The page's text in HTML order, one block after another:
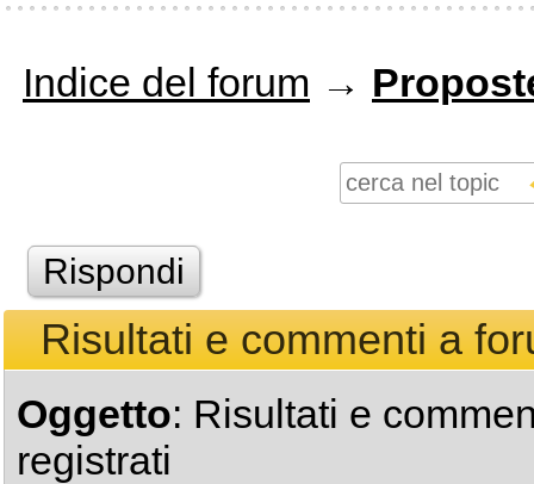
Indice del forum →
Rispondi
Risultati e commenti a
Oggetto: Risultati e
registrati